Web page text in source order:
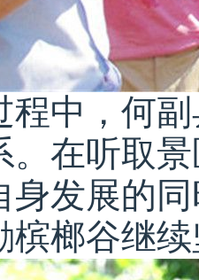
，何副
。在听取
身发展的
槟榔谷继